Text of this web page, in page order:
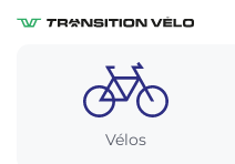
Vélos